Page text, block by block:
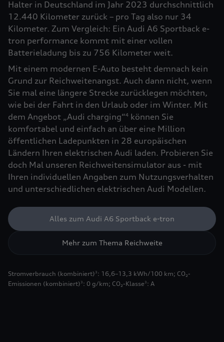
Halter in Deutschland im Jahr 2023 durchschnittlich
12.440 Kilometer zurück – pro Tag also nur 34
Kilometer. Zum Vergleich: Ein Audi A6 Sportback e-
tron performance kommt mit einer vollen
Batterieladung bis zu 756 Kilometer weit.
Mit einem modernen E-Auto besteht demnach kein
Grund zur Reichweitenangst. Auch dann nicht, wenn
Sie mal eine längere Strecke zurücklegen möchten,
wie bei der Fahrt in den Urlaub oder im Winter. Mit
dem Angebot „Audi charging“4 können Sie
komfortabel und einfach an über eine Million
öffentlichen Ladepunkten in 28 europäischen
Ländern Ihren elektrischen Audi laden. Probieren Sie
doch Mal unseren Reichweitensimulator aus - mit
Ihren individuellen Angaben zum Nutzungsverhalten
und unterschiedlichen elektrischen Audi Modellen.
Alles zum Audi A6 Sportback e-tron
Mehr zum Thema Reichweite
Stromverbrauch (kombiniert) 3 : 16,6–13,3 kWh/100 km; CO₂-
Emissionen (kombiniert) 3 : 0 g/km; CO₂-Klasse 3 : A